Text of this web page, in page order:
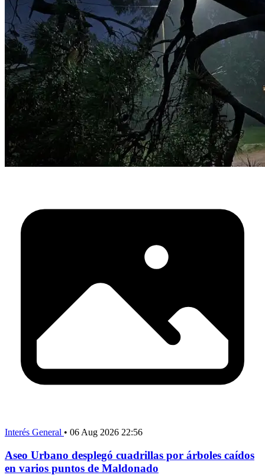
Interés General • 06 Aug 2026 22:56
Aseo Urbano desplegó cuadrillas por árboles caídos
en varios puntos de Maldonado